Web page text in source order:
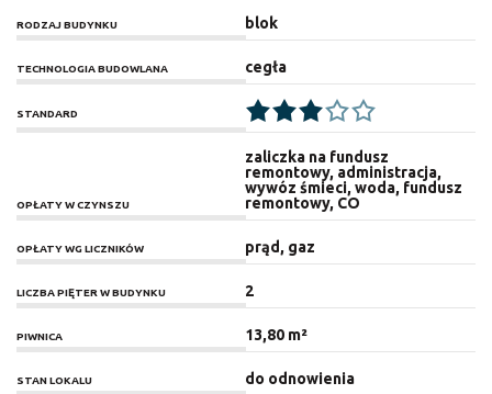
RODZAJ BUDYNKU blok
TECHNOLOGIA BUDOWLANA cegła
STANDARD
OPŁATY W CZYNSZU
zaliczka na fundusz
remontowy, administracja,
wywóz śmieci, woda, fundusz
remontowy, CO
OPŁATY WG LICZNIKÓW prąd, gaz
LICZBA PIĘTER W BUDYNKU 2
PIWNICA 13,80 m²
STAN LOKALU do odnowienia